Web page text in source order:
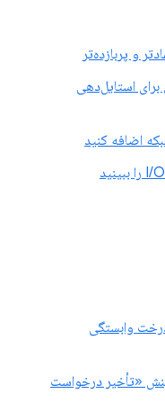
استایل‌دهی
اضافه کنید
وابستگی
«تأخیر درخواست